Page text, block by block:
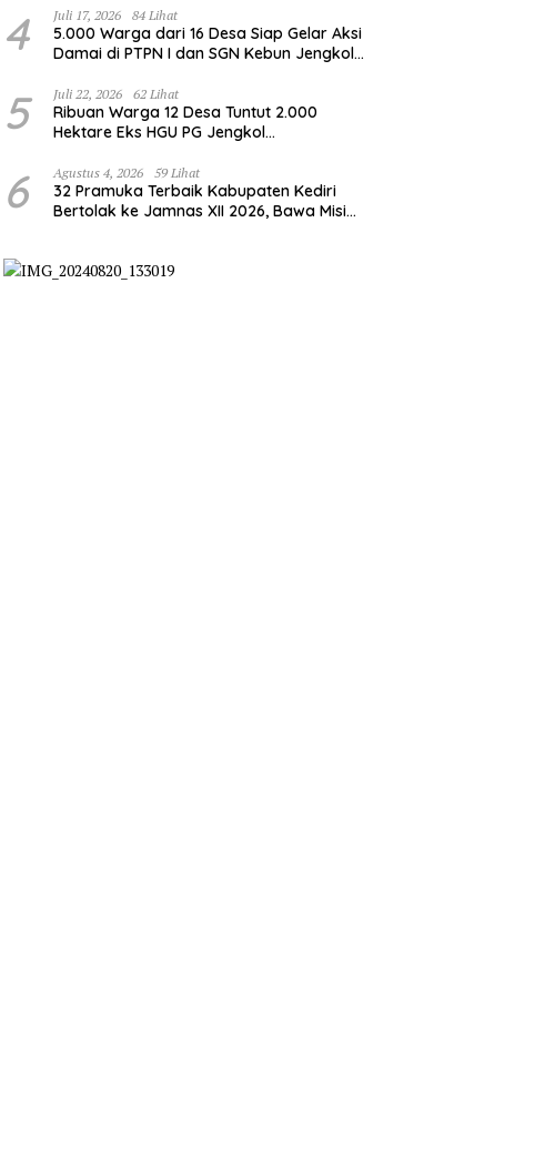
4 Juli 17, 2026 84 Lihat
5.000 Warga dari 16 Desa Siap Gelar Aksi
Damai di PTPN I dan SGN Kebun Jengkol,
5 Juli 22, 2026 62 Lihat
Ribuan Warga 12 Desa Tuntut 2.000
Hektare Eks HGU PG Jengkol
6 Agustus 4, 2026 59 Lihat
32 Pramuka Terbaik Kabupaten Kediri
Bertolak ke Jamnas XII 2026, Bawa Misi